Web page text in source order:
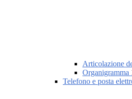
Articolazione
Organigramma
Telefono e posta